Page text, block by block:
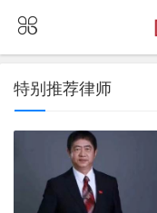
特别推荐律师